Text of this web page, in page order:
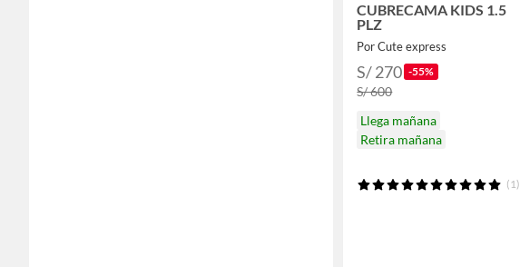
CUBRECAMA KIDS 1.5
PLZ
Por Cute express
S/ 270 -55%
S/ 600
Llega mañana
Retira mañana
(1)